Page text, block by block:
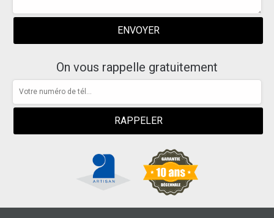
On vous rappelle gratuitement